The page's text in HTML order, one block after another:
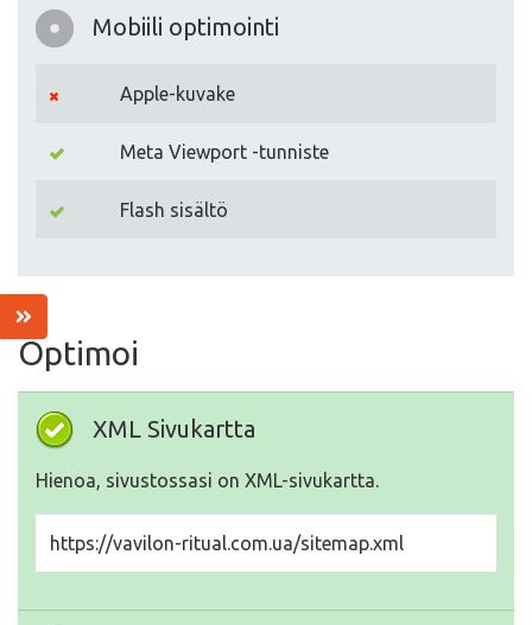
Mobiili optimointi
Apple-kuvake
Meta Viewport -tunniste
Flash sisältö
Optimoi
XML Sivukartta
Hienoa, sivustossasi on XML-sivukartta.
https://vavilon-ritual.com.ua/sitemap.xml